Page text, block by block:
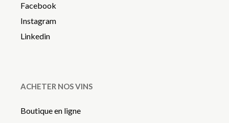
Facebook
Instagram
Linkedin
ACHETER NOS VINS
Boutique en ligne